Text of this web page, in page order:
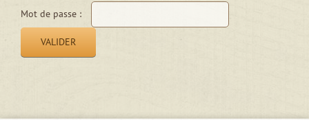
Mot de passe :